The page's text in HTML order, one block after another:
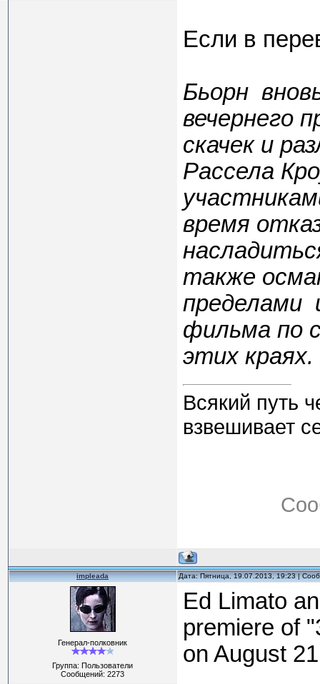
Если в
Бьорн
вечернего
скачек и
Рассела
время
также
пределами
фильма по
этих краях.
Всякий путь
взвешивает
impleada Дата: Пятница, 19.07.2013, 19:23 |
Генерал-полковник
Группа: Пользователи
Сообщений:2273
Ed Limato
premiere of
on August